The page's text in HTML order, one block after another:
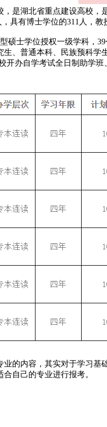
是湖北省重点建设高校
具有博士学位的311人，教
硕士学位授权一级学科，
、普通本科、民族预科学
开办自学考试全日制助学班
的内容，其实对于学习
自己的专业进行报考。